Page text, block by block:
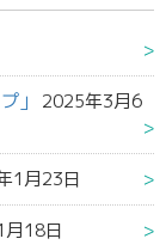
」
2025年3月6
1月23日
18日